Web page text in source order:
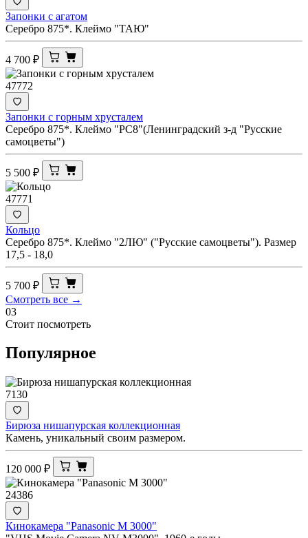
Запонки с агатом
Серебро 875*. Клеймо "ТАЮ"
4 700 ₽
47772
Запонки с горным хрусталем
Серебро 875*. Клеймо "РС8"(Ленинградский з-д "Русские
самоцветы")
5 500 ₽
47771
Кольцо
Серебро 875*. Клеймо "2ЛЮ" ("Русские самоцветы"). Размер
17,5 - 18,0
5 700 ₽
Смотреть все →
03
Стоит посмотреть
Популярное
7130
Бирюза нишапурская коллекционная
Камень, уникальный своим размером.
120 000 ₽
24386
Кинокамера "Panasonic M 3000"